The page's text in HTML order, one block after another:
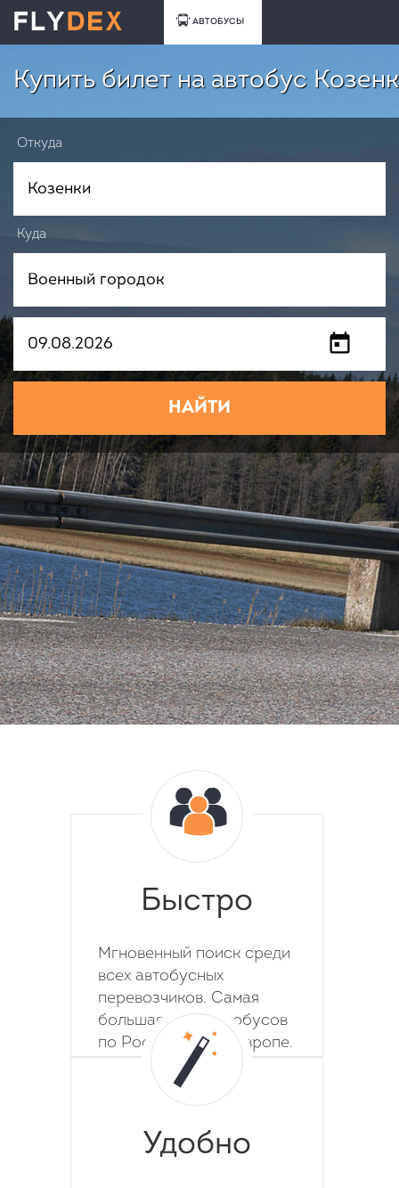
АВТОБУСЫ
Купить билет на автобус
Откуда
Куда
НАЙТИ
Быстро
Мгновенный поиск среди
всех автобусных
перевозчиков. Самая
большая база автобусов
по России, СНГ и Европе.
Удобно